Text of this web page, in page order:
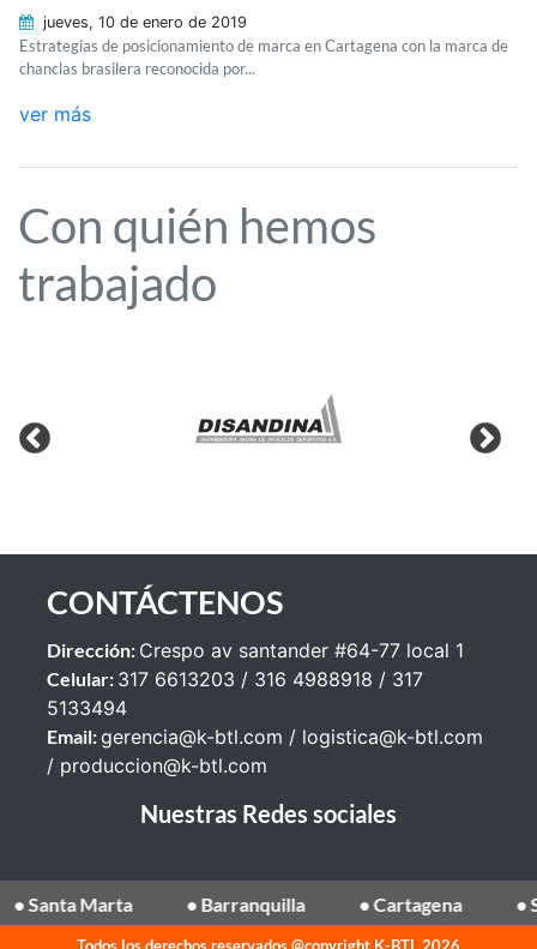
jueves, 10 de enero de 2019
Estrategias de posicionamiento de marca en Cartagena con la marca de
chanclas brasilera reconocida por...
ver más
Con quién hemos
trabajado
CONTÁCTENOS
Dirección: Crespo av santander #64-77 local 1
Celular: 317 6613203 / 316 4988918 / 317
5133494
Email:gerencia@k-btl.com / logistica@k-btl.com
/ produccion@k-btl.com
Nuestras Redes sociales
Marta • Barranquilla • Cartagena •